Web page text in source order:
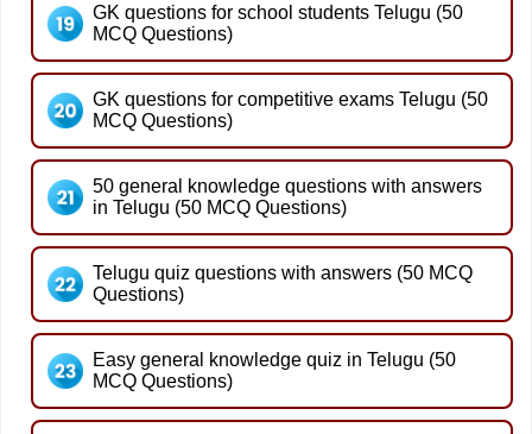
GK questions for school students Telugu (50
MCQ Questions)
GK questions for competitive exams Telugu (50
MCQ Questions)
50 general knowledge questions with answers
in Telugu (50 MCQ Questions)
Telugu quiz questions with answers (50 MCQ
Questions)
Easy general knowledge quiz in Telugu (50
MCQ Questions)